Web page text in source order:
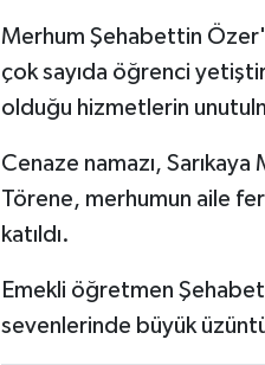
Merhum Şehabettin
çok sayıda öğrenci
olduğu hizmetlerin
Cenaze namazı,
Törene, merhumun aile
katıldı.
Emekli öğretmen
sevenlerinde büyük